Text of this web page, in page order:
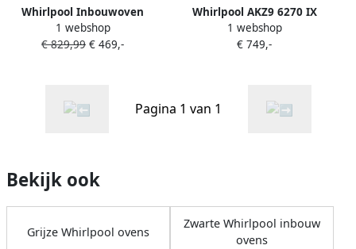
Whirlpool Inbouwoven
Model AKZ96290NB 73 liter
Zwart 6th Sense SmartClean
1 webshop
€ 829,99 € 469,-
Whirlpool AKZ9 6270 IX
Inbouw oven Grijs
1 webshop
€ 749,-
Pagina 1 van 1
Bekijk ook
Grijze Whirlpool ovens
Zwarte Whirlpool inbouw
ovens